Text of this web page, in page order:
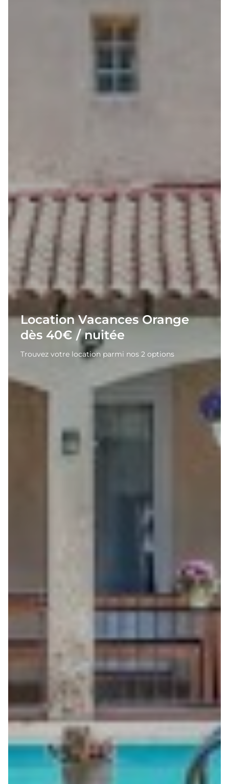
Location Vacances Orange
dès 40€ / nuitée
Trouvez votre location parmi nos 2 options